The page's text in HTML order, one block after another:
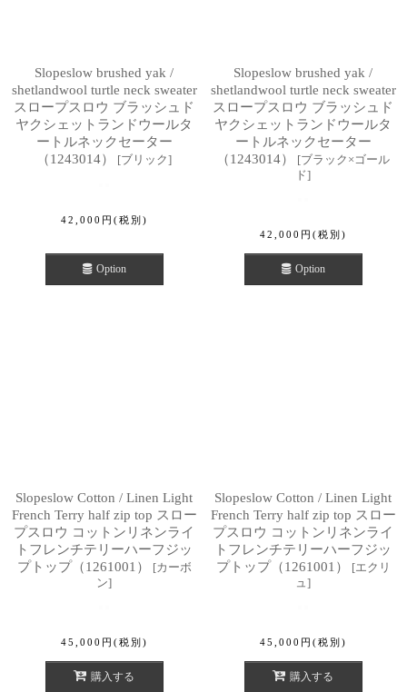
Slopeslow brushed yak /
shetlandwool turtle neck sweater
スロープスロウ ブラッシュド
ヤクシェットランドウールタ
ートルネックセーター
（1243014）
[ブリック]
42,000 円 (税別)
Option
Slopeslow brushed yak /
shetlandwool turtle neck sweater
スロープスロウ ブラッシュド
ヤクシェットランドウールタ
ートルネックセーター
（1243014）
[ブラック×ゴール
ド]
42,000 円 (税別)
Option
Slopeslow Cotton / Linen Light
French Terry half zip top スロー
プスロウ コットンリネンライ
トフレンチテリーハーフジッ
プトップ（1261001）
[カーボ
ン]
45,000 円 (税別)
購入する
Slopeslow Cotton / Linen Light
French Terry half zip top スロー
プスロウ コットンリネンライ
トフレンチテリーハーフジッ
プトップ（1261001）
[エクリ
ュ ]
45,000 円 (税別)
購入する